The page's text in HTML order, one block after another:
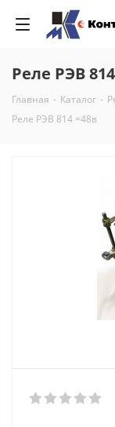
Реле РЭВ
Главная - Каталог -
Реле РЭВ 814 =48в